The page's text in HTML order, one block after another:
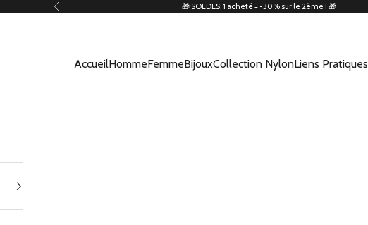
Précédent 🎁 SOLDES: 1 acheté = -30% sur le 2ème ! 🎁
AccueilHommeFemmeBijouxCollection NylonLiens Pratiques